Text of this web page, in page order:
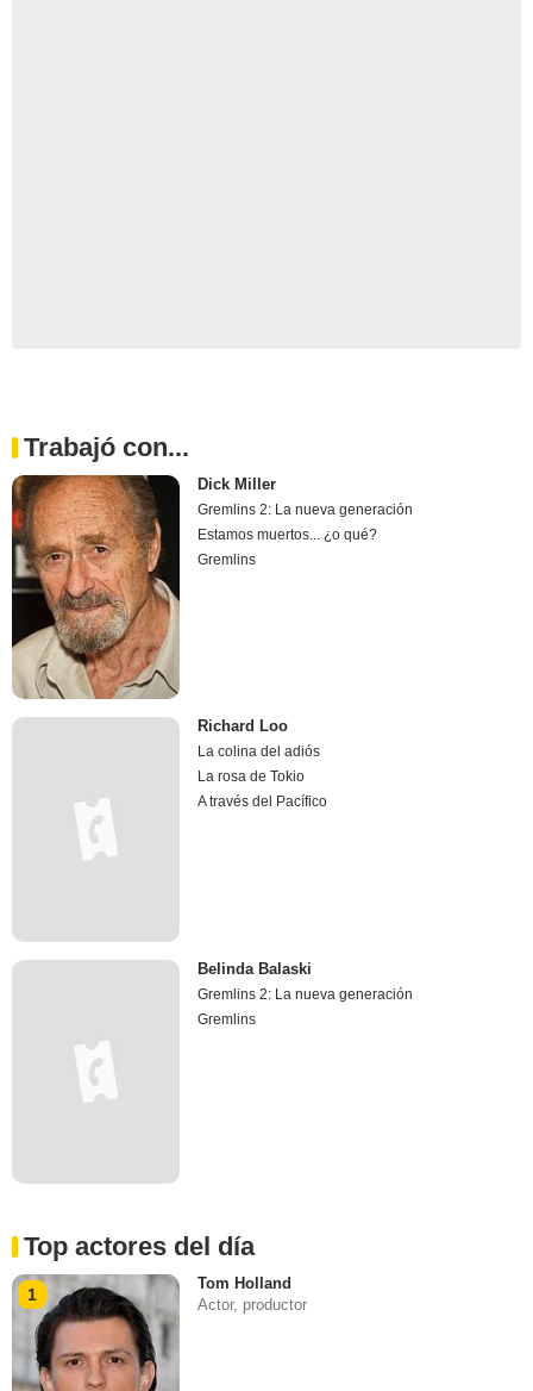
Trabajó con...
Dick Miller
Gremlins 2: La nueva generación
Estamos muertos... ¿o qué?
Gremlins
Richard Loo
La colina del adiós
La rosa de Tokio
A través del Pacífico
Belinda Balaski
Gremlins 2: La nueva generación
Gremlins
Top actores del día
1
Tom Holland
Actor, productor